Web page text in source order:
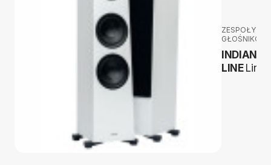
ZESPOŁY
INDIANA
LINE Lira